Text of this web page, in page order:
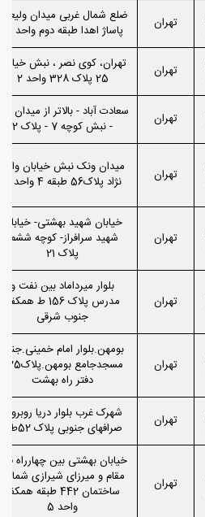
تهران
ضلع شمال غربی میدان
پاساژ اهدا طبقه دوم واحد 20
تهران
تهران، کوی نصر ، نبش
25 پلاک 328 واحد 2
تهران
سعادت آباد - بالاتر از میدان
- نبش کوچه 7 - پلاک 2
تهران
میدان ونک نبش خیابان والی
نژاد پلاک56 طبقه 4 واحد 8
تهران
خیابان شهید بهشتی- خیابان
شهید سرافراز- کوچه ششم-
پلاک 21
تهران
بلوار میرداماد بین نفت و
مدرس پلاک 156 ط همکف
جنوب شرقی
تهران
بومهن.بلوار امام خمینی.جنب
مسجدجامع بومهن.پلاک925
دفتر راه بهشت
تهران
شهرک غرب بلوار دریا روبروی
صرافهای جنوبی پلاک 52ط3
تهران
خیابان بهشتی بین چهارراه
مقام و میرزای شیرازی شمالی
ساختمان 442 طبقه همکف
واحد 5